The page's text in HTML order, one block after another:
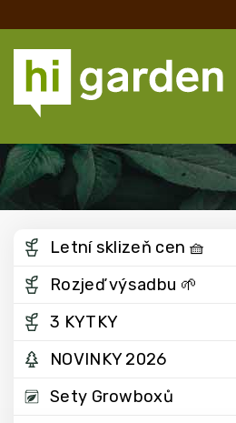
Letní sklizeň cen 🧺
Rozjeď výsadbu 🌱
3 KYTKY
NOVINKY 2026
Sety Growboxů